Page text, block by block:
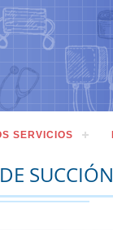
SERVICIOS
SUCCIÓN